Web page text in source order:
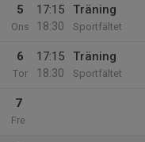
5
Ons
17:15
18:30
Träning
Sportfältet
6
Tor
17:15
18:30
Träning
Sportfältet
7
Fre